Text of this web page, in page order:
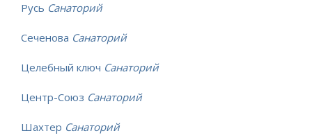
Русь Санаторий
Сеченова Санаторий
Целебный ключ Санаторий
Центр-Союз Санаторий
Шахтер Санаторий